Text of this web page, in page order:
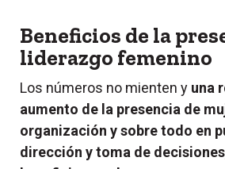
Beneficios de la
liderazgo femenino
Los números no mienten y una
aumento de la presencia de
organización y sobre todo en
dirección y toma de